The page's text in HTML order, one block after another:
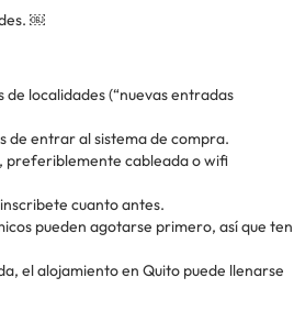
￼
localidades (“nuevas entradas
de entrar al sistema de compra.
preferiblemente cableada o wifi
cuanto antes.
pueden agotarse primero, así que ten
el alojamiento en Quito puede llenarse